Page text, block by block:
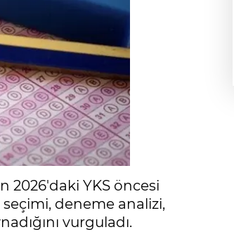
2026'daki YKS öncesi
deneme analizi,
vurguladı.